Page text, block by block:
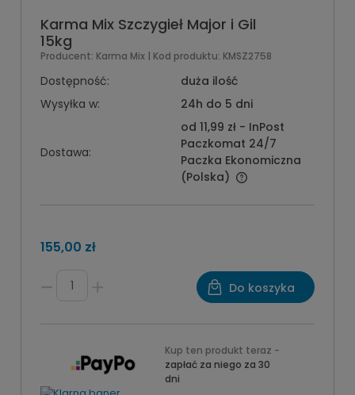
Karma Mix Szczygieł Major i Gil
15kg
Producent: Karma Mix | Kod produktu: KMSZ2758
Dostępność:
duża ilość
Wysyłka w:
24h do 5 dni
Dostawa:
od 11,99 zł - InPost
Paczkomat 24/7
Paczka Ekonomiczna
(Polska)
155,00 zł
Do koszyka
Kup ten produkt teraz -
zapłać za niego za 30
dni